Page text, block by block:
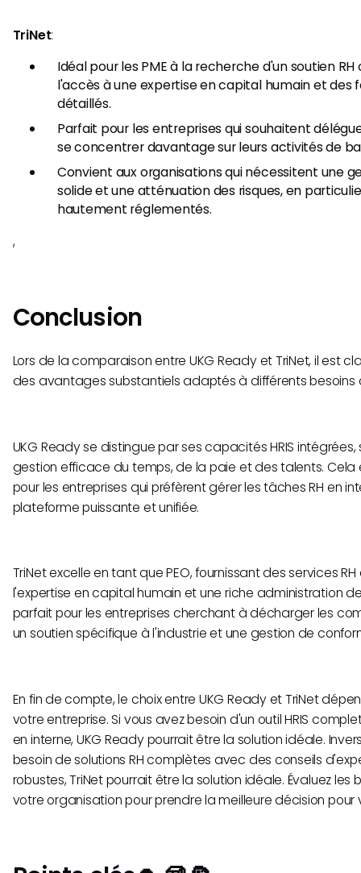
TriNet:
Idéal pour les PME à la recherche d'un soutien
l'accès à une expertise en capital humain et des
détaillés.
Parfait pour les entreprises qui souhaitent
se concentrer davantage sur leurs activités de
Convient aux organisations qui nécessitent une
solide et une atténuation des risques, en
hautement réglementés.
,​
Conclusion
Lors de la comparaison entre UKG Ready et TriNet, il est
des avantages substantiels adaptés à différents besoins
UKG Ready se distingue par ses capacités HRIS
gestion efficace du temps, de la paie et des talents. Cela
pour les entreprises qui préfèrent gérer les tâches RH en
plateforme puissante et unifiée.
TriNet excelle en tant que PEO, fournissant des services
l'expertise en capital humain et une riche administration
parfait pour les entreprises cherchant à décharger les
un soutien spécifique à l'industrie et une gestion de
En fin de compte, le choix entre UKG Ready et TriNet
votre entreprise. Si vous avez besoin d'un outil HRIS
en interne, UKG Ready pourrait être la solution idéale.
besoin de solutions RH complètes avec des conseils
robustes, TriNet pourrait être la solution idéale. Évaluez les
votre organisation pour prendre la meilleure décision pour